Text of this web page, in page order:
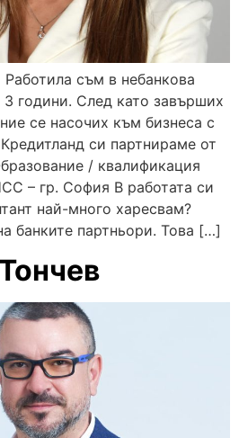
съм в небанкова
3 години. След като завърших
се насочих към бизнеса с
си партнираме от
/ квалификация
– гр. София В работата си
най-много харесвам?
банките партньори. Това […]